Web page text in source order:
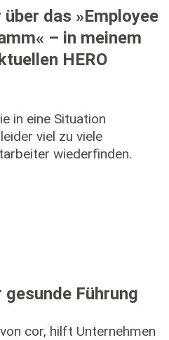
das »Employee
– in meinem
HERO
in eine Situation
viel zu viele
wiederfinden.
Führung
cor, hilft Unternehmen